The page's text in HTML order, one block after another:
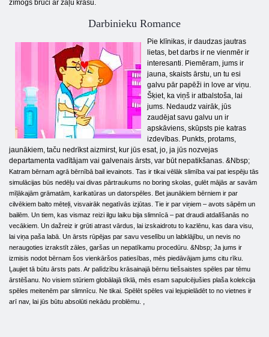
zīmogs brūci ar zaļu krāsu.
Darbinieku Romance
Pie klīnikas, ir daudzas jautras
lietas, bet darbs ir ne vienmēr ir
interesanti. Piemēram, jums ir
jauna, skaists ārstu, un tu esi
galvu pār papēži in love ar viņu.
Šķiet, ka viņš ir atbalstoša, lai
jums. Nedaudz vairāk, jūs
zaudējat savu galvu un ir
apskāviens, skūpsts pie katras
izdevības. Punkts, protams,
jaunākiem, taču nedrīkst aizmirst, kur jūs esat, jo, ja jūs nozvejas
departamenta vadītājam vai galvenais ārsts, var būt nepatikšanas. &Nbsp;
Katram bērnam agrā bērnībā bail ievainots. Tas ir tikai vēlāk slimība vai pat iespēju tās
simulācijas būs nedēļu vai divas pārtraukums no boring skolas, gulēt mājās ar savām
mīļākajām grāmatām, karikatūras un datorspēles. Bet jaunākiem bērniem ir par
cilvēkiem balto mēteļi, visvairāk negatīvās izjūtas. Tie ir par viņiem – avots sāpēm un
bailēm. Un tiem, kas vismaz reizi ilgu laiku bija slimnīcā – pat draudi atdalīšanās no
vecākiem. Un dažreiz ir grūti atrast vārdus, lai izskaidrotu to kazlēnu, kas dara visu,
lai viņa paša labā. Un ārsts rūpējas par savu veselību un labklājību, un nevis no
neraugoties izrakstīt zāles, garšas un nepatīkamu procedūru. &Nbsp; Ja jums ir
izmisis nodot bērnam šos vienkāršos patiesības, mēs piedāvājam jums citu rīku.
Ļaujiet tā būtu ārsts pats. Ar palīdzību krāsainajā bērnu tiešsaistes spēles par tēmu
ārstēšanu. No visiem stūriem globālajā tīklā, mēs esam sapulcējušies plaša kolekcija
spēles meitenēm par slimnīcu. Ne tikai. Spēlēt spēles vai lejupielādēt to no vietnes ir
arī nav, lai jūs būtu absolūti nekādu problēmu. ,